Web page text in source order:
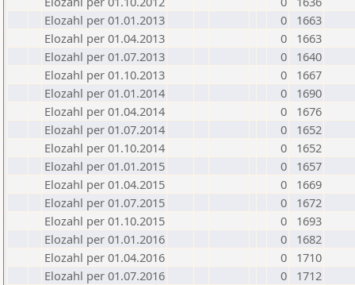
Elozahl per 01.01.2013
0
1663
Elozahl per 01.04.2013
0
1663
Elozahl per 01.07.2013
0
1640
Elozahl per 01.10.2013
0
1667
Elozahl per 01.01.2014
0
1690
Elozahl per 01.04.2014
0
1676
Elozahl per 01.07.2014
0
1652
Elozahl per 01.10.2014
0
1652
Elozahl per 01.01.2015
0
1657
Elozahl per 01.04.2015
0
1669
Elozahl per 01.07.2015
0
1672
Elozahl per 01.10.2015
0
1693
Elozahl per 01.01.2016
0
1682
Elozahl per 01.04.2016
0
1710
Elozahl per 01.07.2016
0
1712